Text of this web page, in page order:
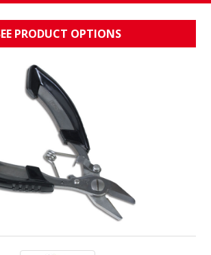
PRODUCT OPTIONS